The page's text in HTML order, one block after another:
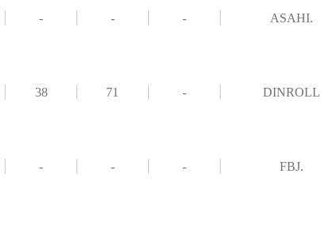
- - - ASAHI.
38 71 - DINROLL
- - - FBJ.